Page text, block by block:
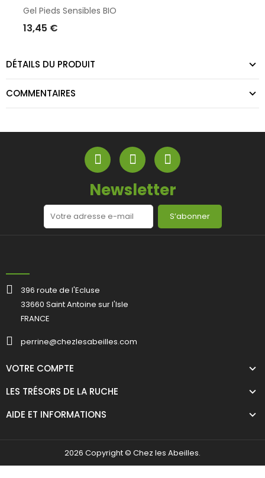
Gel Pieds Sensibles BIO
13,45 €
DÉTAILS DU PRODUIT
COMMENTAIRES
Newsletter
S’abonner
396 route de l'Ecluse
33660 Saint Antoine sur l'Isle
FRANCE
perrine@chezlesabeilles.com
VOTRE COMPTE
LES TRÉSORS DE LA RUCHE
AIDE ET INFORMATIONS
2026 Copyright © Chez les Abeilles.